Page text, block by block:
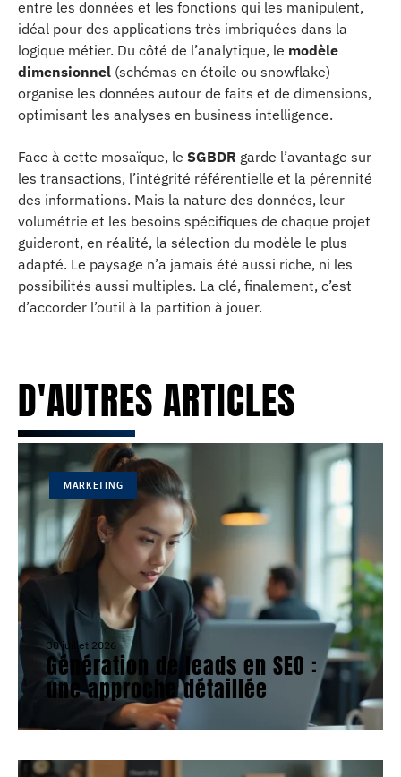
entre les données et les fonctions qui les manipulent,
idéal pour des applications très imbriquées dans la
logique métier. Du côté de l’analytique, le modèle
dimensionnel (schémas en étoile ou snowflake)
organise les données autour de faits et de dimensions,
optimisant les analyses en business intelligence.
Face à cette mosaïque, le SGBDR garde l’avantage sur
les transactions, l’intégrité référentielle et la pérennité
des informations. Mais la nature des données, leur
volumétrie et les besoins spécifiques de chaque projet
guideront, en réalité, la sélection du modèle le plus
adapté. Le paysage n’a jamais été aussi riche, ni les
possibilités aussi multiples. La clé, finalement, c’est
d’accorder l’outil à la partition à jouer.
D'AUTRES ARTICLES
MARKETING
30 juillet 2026
Génération de leads en SEO :
une approche détaillée